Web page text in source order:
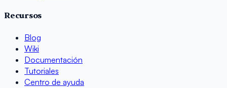
Recursos
Blog
Wiki
Documentación
Tutoriales
Centro de ayuda